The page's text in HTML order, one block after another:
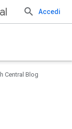
Accedi
Central Blog